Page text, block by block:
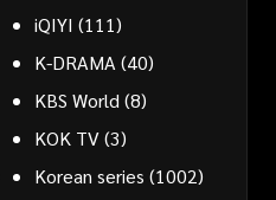
iQIYI (111)
K-DRAMA (40)
KBS World (8)
KOK TV(3)
Korean series (1002)